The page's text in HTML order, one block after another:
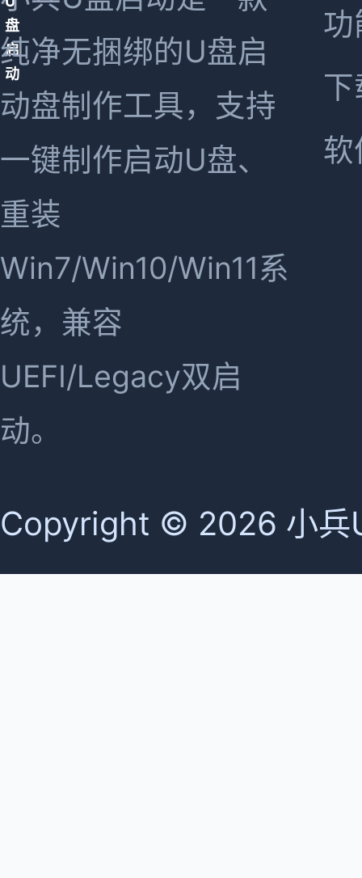
纯净无捆绑的U盘启
动盘制作工具，支持
一键制作启动U盘、
重装
Win7/Win10/Win11系
统，兼容
UEFI/Legacy双启
动。
功
软
Copyright © 2026 小兵